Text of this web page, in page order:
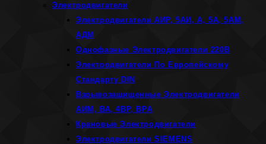
Электродвигатели
Электродвигатели АИР, 5АИ, А, 5А, 5АМ,
АДМ
Однофазные Электродвигатели 220В
Электродвигатели По Европейскому
Стандарту DIN
Взрывозащищенные Электродвигатели
АИМ, ВА, 4ВР, ВРА
Крановые Электродвигатели
Электродвигатели SIEMENS